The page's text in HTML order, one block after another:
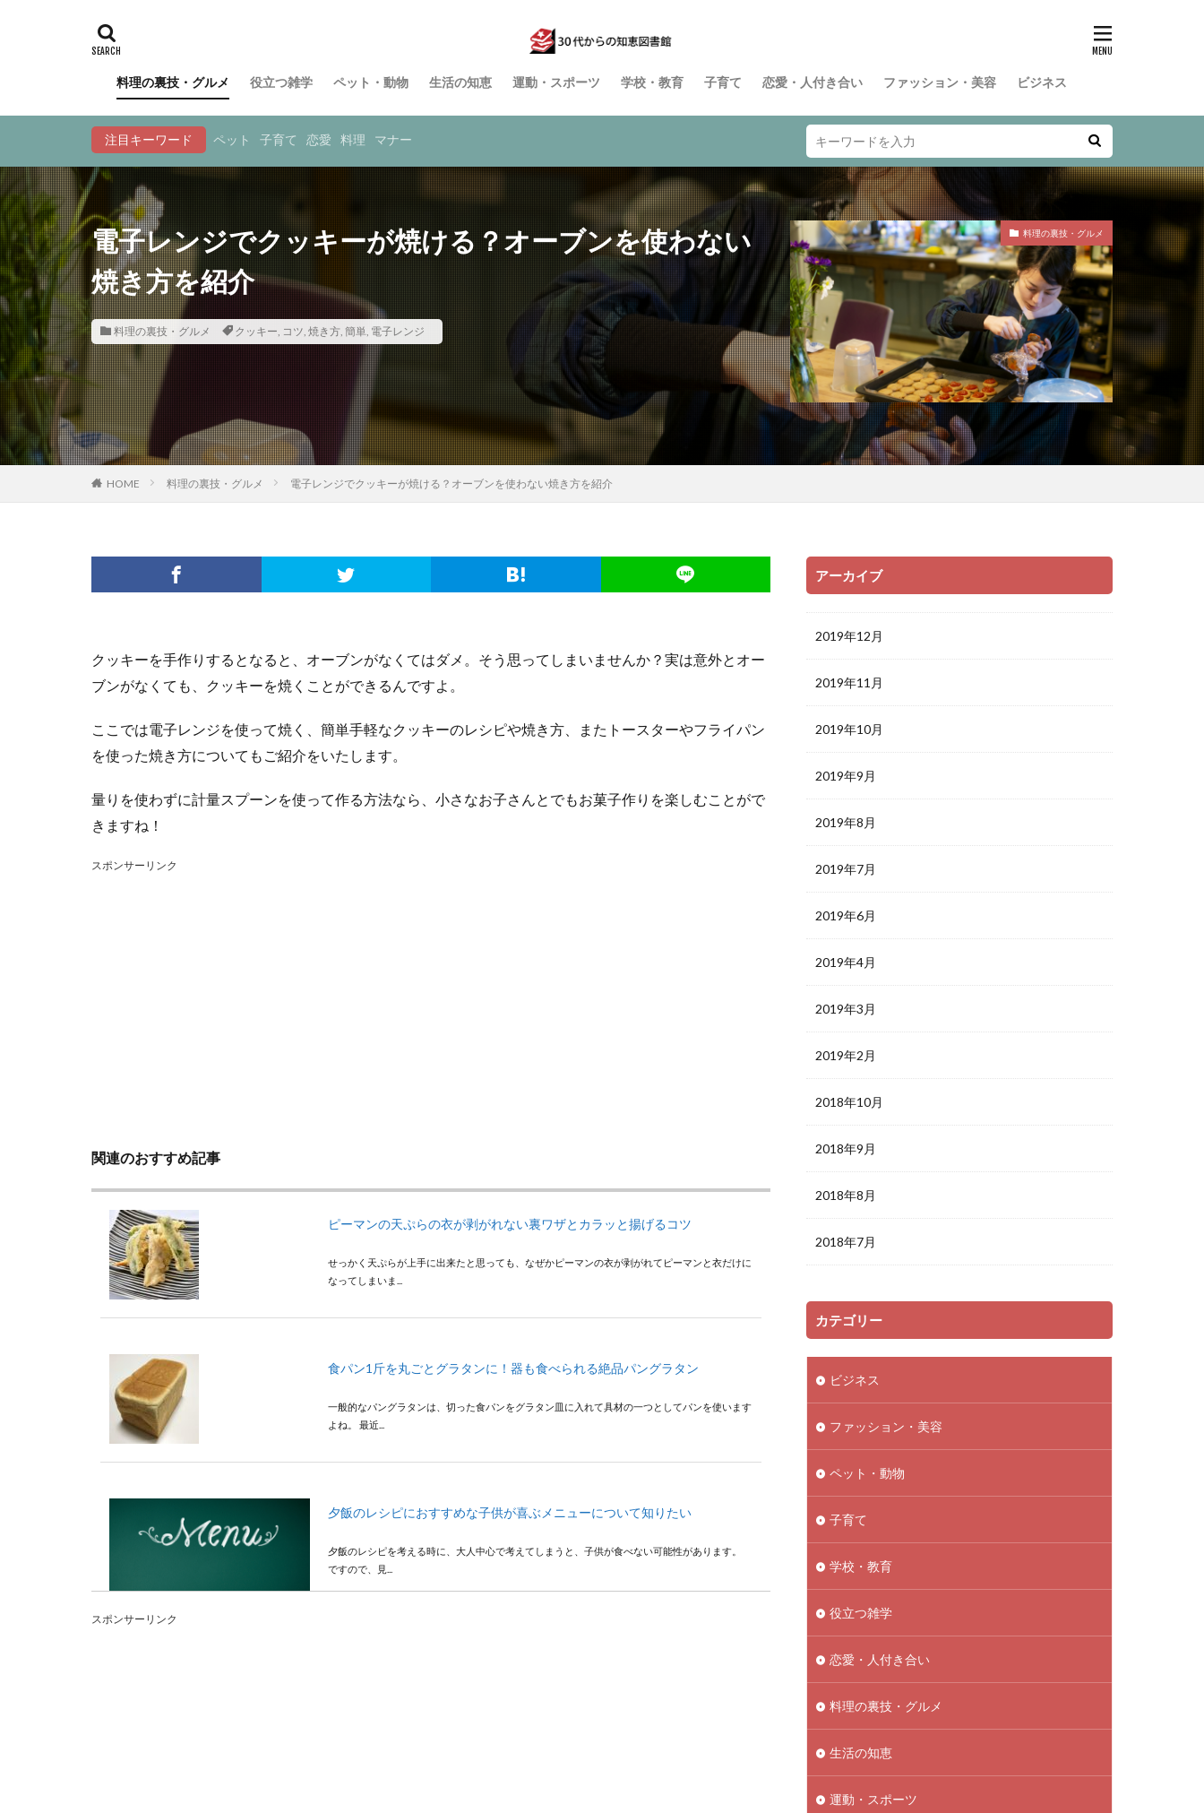
料理の裏技・グルメ 役立つ雑学 ペット・動物 生活の知恵 運動・スポーツ 学校・教育 子育て 恋愛・人付き合い ファッション・美容 ビジネス
注目キーワード ペット 子育て 恋愛 料理 マナー
電子レンジでクッキーが焼ける？オーブンを使わない
焼き方を紹介
料理の裏技・グルメ クッキー, コツ, 焼き方, 簡単, 電子レンジ
料理の裏技・グルメ
HOME 料理の裏技・グルメ 電子レンジでクッキーが焼ける？オーブンを使わない焼き方を紹介
クッキーを手作りするとなると、オーブンがなくてはダメ。そう思ってしまいませんか？実は意外とオー
ブンがなくても、クッキーを焼くことができるんですよ。
ここでは電子レンジを使って焼く、簡単手軽なクッキーのレシピや焼き方、またトースターやフライパン
を使った焼き方についてもご紹介をいたします。
量りを使わずに計量スプーンを使って作る方法なら、小さなお子さんとでもお菓子作りを楽しむことがで
きますね！
スポンサーリンク
関連のおすすめ記事
ピーマンの天ぷらの衣が剥がれない裏ワザとカラッと揚げるコツ
せっかく天ぷらが上手に出来たと思っても、なぜかピーマンの衣が剥がれてピーマンと衣だけに
なってしまいま...
食パン1斤を丸ごとグラタンに！器も食べられる絶品パングラタン
一般的なパングラタンは、切った食パンをグラタン皿に入れて具材の一つとしてパンを使います
よね。 最近...
夕飯のレシピにおすすめな子供が喜ぶメニューについて知りたい
夕飯のレシピを考える時に、大人中心で考えてしまうと、子供が食べない可能性があります。
ですので、見...
スポンサーリンク
アーカイブ
2019年12月
2019年11月
2019年10月
2019年9月
2019年8月
2019年7月
2019年6月
2019年4月
2019年3月
2019年2月
2018年10月
2018年9月
2018年8月
2018年7月
カテゴリー
ビジネス
ファッション・美容
ペット・動物
子育て
学校・教育
役立つ雑学
恋愛・人付き合い
料理の裏技・グルメ
生活の知恵
運動・スポーツ